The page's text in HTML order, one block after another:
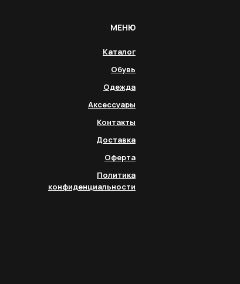
МЕНЮ
Каталог
Обувь
Одежда
Аксессуары
Контакты
Доставка
Оферта
Политика
конфиденциальности